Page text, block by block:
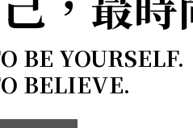
BE YOURSELF.
BELIEVE.